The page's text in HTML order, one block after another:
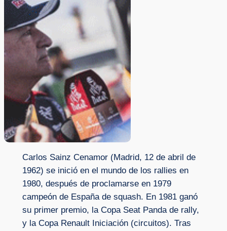
Carlos Sainz Cenamor (Madrid, 12 de abril de
1962) se inició en el mundo de los rallies en
1980, después de proclamarse en 1979
campeón de España de squash. En 1981 ganó
su primer premio, la Copa Seat Panda de rally,
y la Copa Renault Iniciación (circuitos). Tras